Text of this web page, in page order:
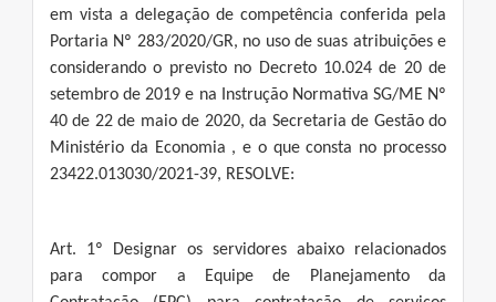
em vista a delegação de competência conferida pela
Portaria Nº 283/2020/GR, no uso de suas atribuições e
considerando o previsto no Decreto 10.024 de 20 de
setembro de 2019 e na Instrução Normativa SG/ME Nº
40 de 22 de maio de 2020, da Secretaria de Gestão do
Ministério da Economia , e o que consta no processo
23422.013030/2021-39, RESOLVE:
Art. 1º Designar os servidores abaixo relacionados
para compor a Equipe de Planejamento da